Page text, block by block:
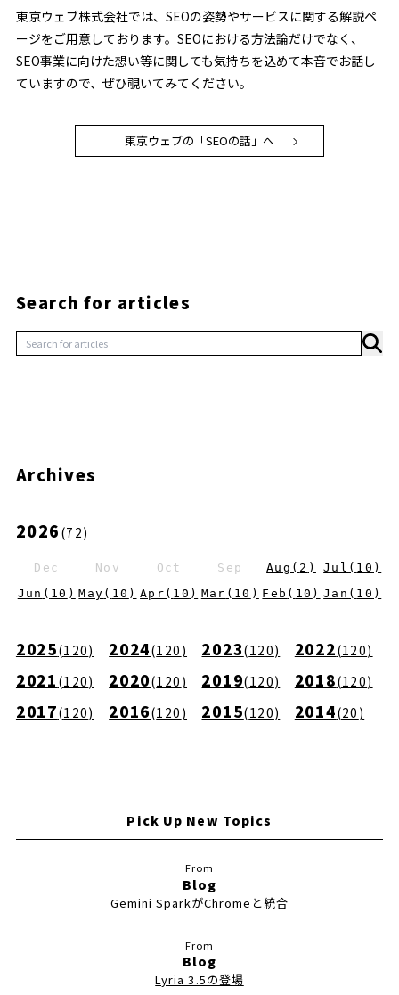
東京ウェブ株式会社では、SEOの姿勢やサービスに関する解説ペ
ージをご用意しております。SEOにおける方法論だけでなく、
SEO事業に向けた想い等に関しても気持ちを込めて本音でお話し
ていますので、ぜひ覗いてみてください。
東京ウェブの「SEOの話」へ
Search for articles
Archives
2026 (72)
Dec Nov Oct Sep Aug ( 2 ) Jul ( 10 )
Jun ( 10 ) May ( 10 ) Apr ( 10 ) Mar ( 10 ) Feb ( 10 ) Jan ( 10 )
2025(120) 2024(120 ) 2023(120) 2022(120)
2021 (120) 2020(120 ) 2019(120) 2018(120)
2017(120) 2016(120 ) 2015(120) 2014(20 )
Pick Up New Topics
Blog
Gemini SparkがChromeと統合
Blog
Lyria 3.5の登場